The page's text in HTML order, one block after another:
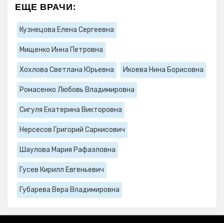
ЕЩЕ ВРАЧИ:
Кузнецова Елена Сергеевна
Мищенко Инна Петровна
Хохлова Светлана Юрьевна Икоева Нина Борисовна
Ромасенко Любовь Владимировна
Сигуля Екатерина Викторовна
Нерсесов Григорий Саркисович
Шаулова Мария Рафаэловна
Гусев Кирилл Евгеньевич
Губарева Вера Владимировна